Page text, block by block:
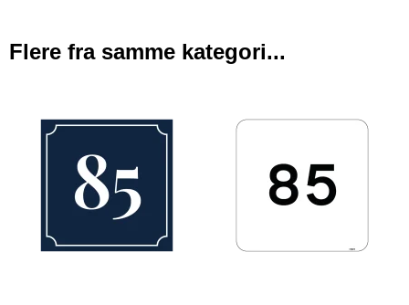
Flere fra samme kategori...